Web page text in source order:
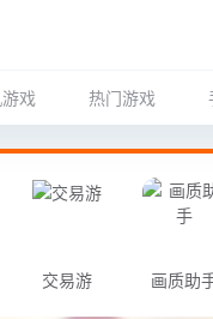
戏 热门游戏
交易游 画质助